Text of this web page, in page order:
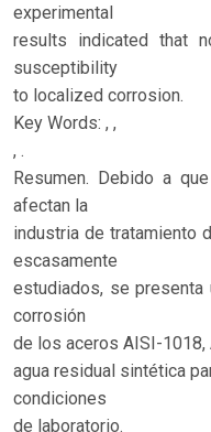
experimental
results indicated that
susceptibility
to localized corrosion.
Key Words: , ,
, .
Resumen. Debido a
afectan la
industria de tratamiento
escasamente
estudiados, se
corrosión
de los aceros AISI-
agua residual sintética
condiciones
de laboratorio.